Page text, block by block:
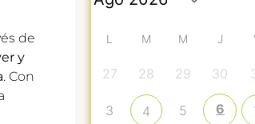
de
y
. Con
L M M J
27 28 29 30
3 4 5 6